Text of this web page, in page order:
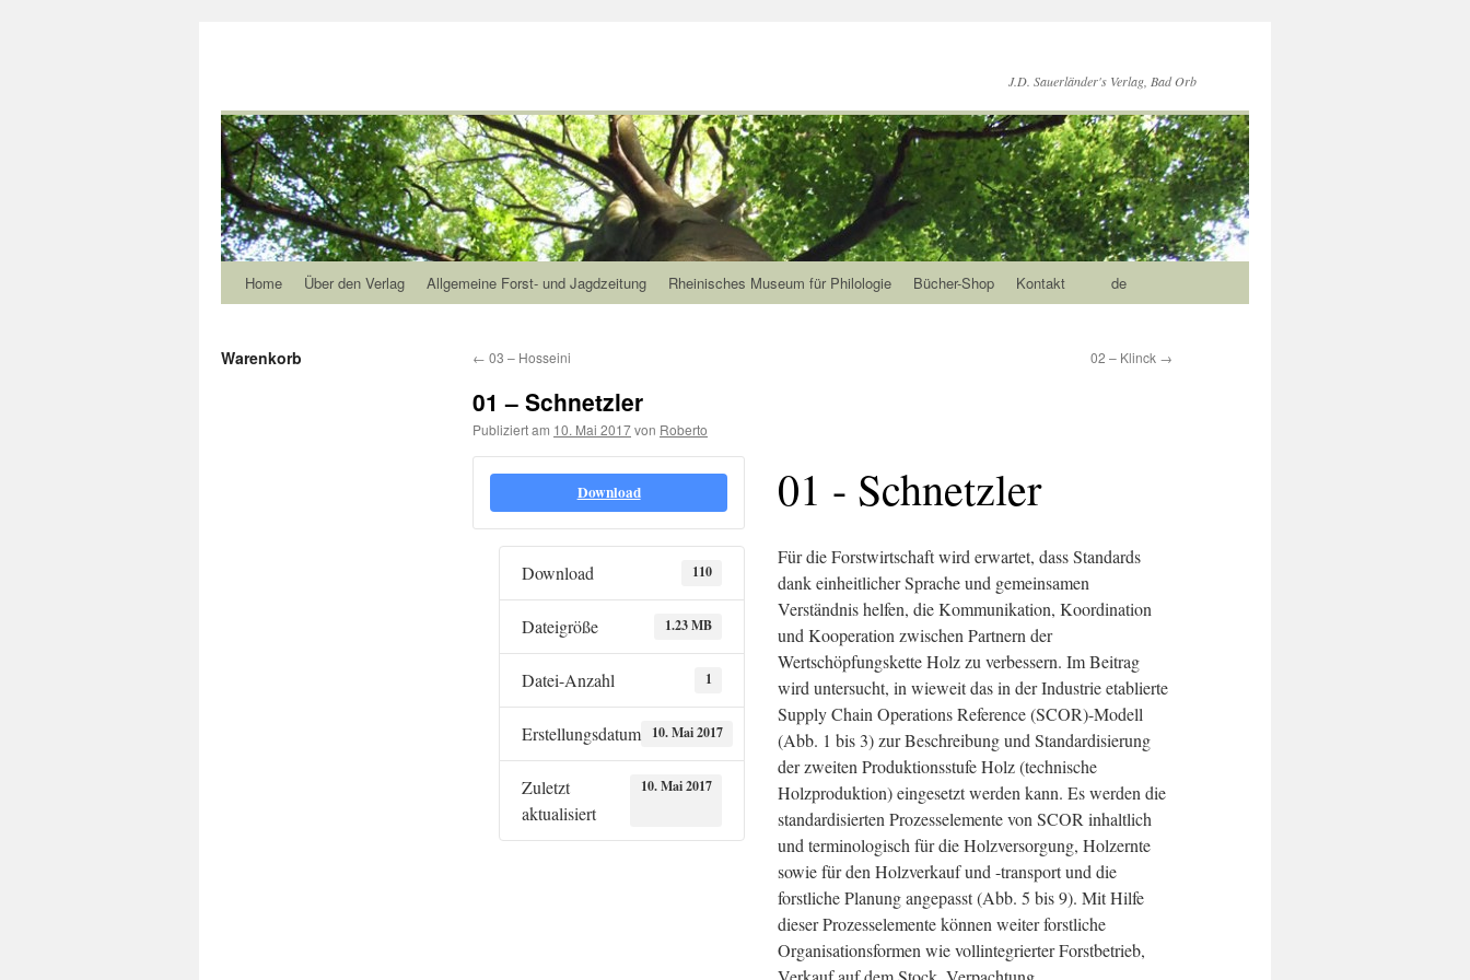
J.D. Sauerländer's Verlag, Bad Orb
Home Über den Verlag Allgemeine Forst- und Jagdzeitung Rheinisches Museum für Philologie Bücher-Shop Kontakt de
← 03 – Hosseini 02 – Klinck →
01 – Schnetzler
Publiziert am 10. Mai 2017von Roberto
Download
Download 110
Dateigröße 1.23 MB
Datei-Anzahl 1
Erstellungsdatum 10. Mai 2017
Zuletzt
aktualisiert
10. Mai 2017
01 - Schnetzler
Für die Forstwirtschaft wird erwartet, dass Standards
dank einheitlicher Sprache und gemeinsamen
Verständnis helfen, die Kommunikation, Koordination
und Kooperation zwischen Partnern der
Wertschöpfungskette Holz zu verbessern. Im Beitrag
wird untersucht, in wieweit das in der Industrie etablierte
Supply Chain Operations Reference (SCOR)-Modell
(Abb. 1 bis 3) zur Beschreibung und Standardisierung
der zweiten Produktionsstufe Holz (technische
Holzproduktion) eingesetzt werden kann. Es werden die
standardisierten Prozesselemente von SCOR inhaltlich
und terminologisch für die Holzversorgung, Holzernte
sowie für den Holzverkauf und -transport und die
forstliche Planung angepasst (Abb. 5 bis 9). Mit Hilfe
dieser Prozesselemente können weiter forstliche
Organisationsformen wie vollintegrierter Forstbetrieb,
Warenkorb